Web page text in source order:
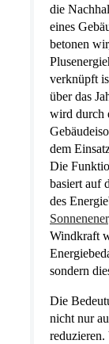
die
eines
betonen
verknüpft
über das
wird durch
dem
Die
basiert auf
des
Windkraft
sondern
Die
nicht nur
reduzieren.